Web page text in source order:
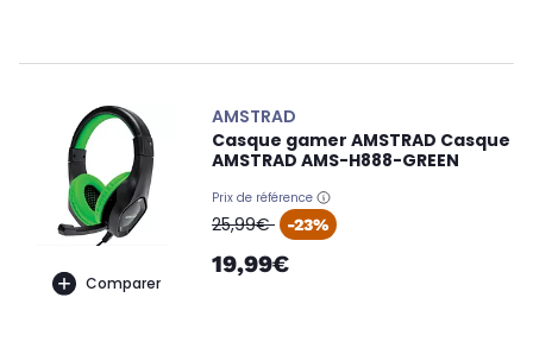
Comparer
AMSTRAD
Casque gamer AMSTRAD Casque
AMSTRAD AMS-H888-GREEN
Prix de référence
oldPrice
25,99€ -23%
19,99€